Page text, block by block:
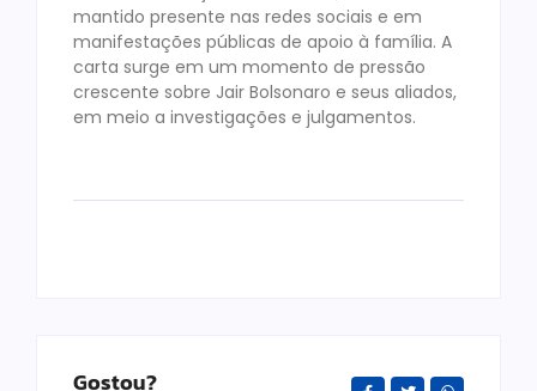
mantido presente nas redes sociais e em
manifestações públicas de apoio à família. A
carta surge em um momento de pressão
crescente sobre Jair Bolsonaro e seus aliados,
em meio a investigações e julgamentos.
Gostou?